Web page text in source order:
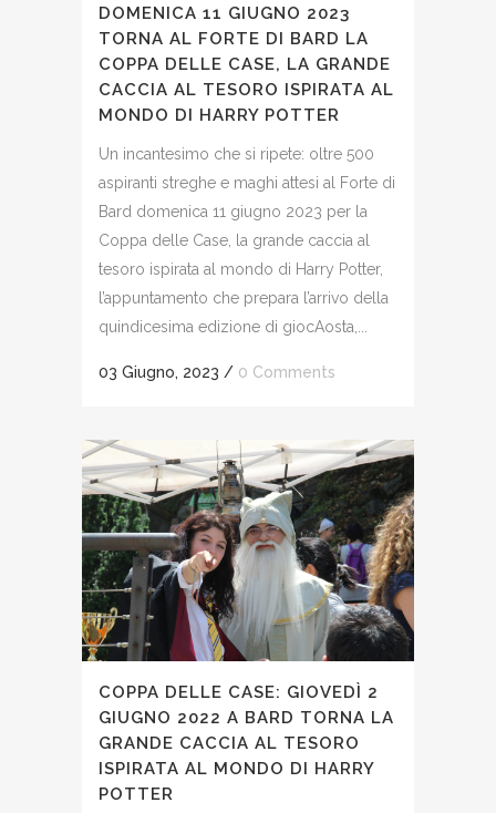
DOMENICA 11 GIUGNO 2023
TORNA AL FORTE DI BARD LA
COPPA DELLE CASE, LA GRANDE
CACCIA AL TESORO ISPIRATA AL
MONDO DI HARRY POTTER
Un incantesimo che si ripete: oltre 500
aspiranti streghe e maghi attesi al Forte di
Bard domenica 11 giugno 2023 per la
Coppa delle Case, la grande caccia al
tesoro ispirata al mondo di Harry Potter,
l’appuntamento che prepara l’arrivo della
quindicesima edizione di giocAosta,...
03 Giugno, 2023 / 0 Comments
COPPA DELLE CASE: GIOVEDÌ 2
GIUGNO 2022 A BARD TORNA LA
GRANDE CACCIA AL TESORO
ISPIRATA AL MONDO DI HARRY
POTTER